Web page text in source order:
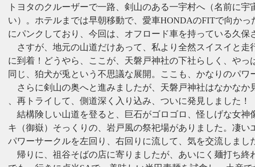
トヨタのクルーザーで一路、剣山のある一宇村へ（名前に宇
い）。ホテルまでは早朝移動で、愛車HONDAのFITで向か
にパンクしており、今回は、オフロード車を持っている久保
さすが、地元の山道だけあって、私より全然スイスイと走
に到着！どうやら、ここが、天磐戸神社の下社らしく、やっ
同じ、狛犬が兎という不思議な展開。ここも、かなりのパワ
さらに剣山の奥へと進みましたが、天磐戸神社はなかなか
、再トライして、側道深く入り込み、ついに発見しました！
結構険しい山道を登ると、巨石がゴロゴロ、怪しげな女神
キ（御嶽）そっくりの、岩戸風の祭祀場がありました。凄い
パワーサークルを左回り、右回りに流して、気を交流しまし
帰りに、祖谷そばの店に寄りましたが、あいにく麺打ち終